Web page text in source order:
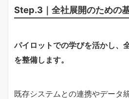
Step.3｜全社展開のための
パイロットでの学びを活かし、
を整備します。
既存システムとの連携やデータ